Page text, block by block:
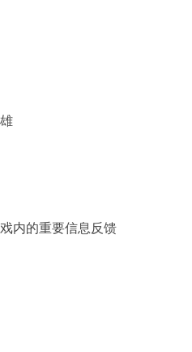
内的重要信息反馈